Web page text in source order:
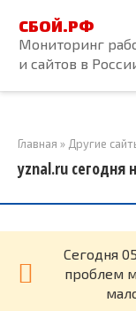
контенту
СБОЙ.РФ
Мониторинг
и сайтов в
Главная » Другие
yznal.ru сегодня
Cегодня
проблем